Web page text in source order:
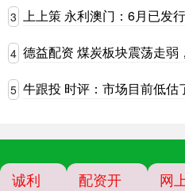
3 上上策 永利澳门：6月已发
4 德益配资 煤炭板块震荡走弱
5 牛跟投 时评：市场目前低估
诚利
配资开
网